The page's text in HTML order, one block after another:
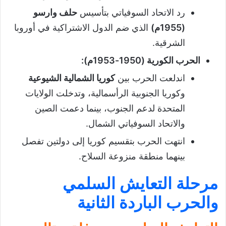
رد الاتحاد السوفياتي بتأسيس حلف وارسو
(1955م)
الذي ضم الدول الاشتراكية في أوروبا
الشرقية.
الحرب الكورية (1950-1953م)
:
اندلعت الحرب بينكوريا الشمالية الشيوعية
وكوريا الجنوبية الرأسمالية، وتدخلت الولايات
المتحدة لدعم الجنوب، بينما دعمت الصين
والاتحاد السوفياتي الشمال.
انتهت الحرب بتقسيم كوريا إلى دولتين تفصل
بينهما منطقة منزوعة السلاح.
مرحلة التعايش السلمي
والحرب الباردة الثانية